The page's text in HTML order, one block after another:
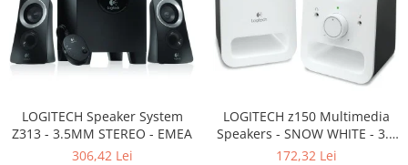
Servere
Software
Printing
Multifunctionale
LOGITECH Speaker System
Z313 - 3.5MM STEREO - EMEA
306,42 Lei
LOGITECH z150 Multimedia
Speakers - SNOW WHITE - 3.5
MM - EU
172,32 Lei